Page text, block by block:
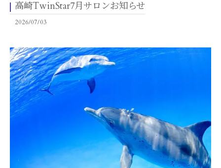
高崎TwinStar7月サロンお知らせ
2026/07/03